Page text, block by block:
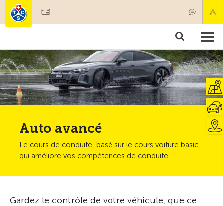
Membres & prestations
Tests, sécurité & santé
Auto avancé
Le cours de conduite, basé sur le cours voiture basic,
qui améliore vos compétences de conduite.
Gardez le contrôle de votre véhicule, que ce